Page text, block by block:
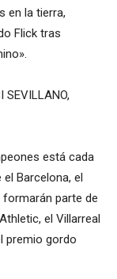
en la tierra,
Flick tras
SEVILLANO,
está cada
Barcelona, el
parte de
el Villarreal
premio gordo